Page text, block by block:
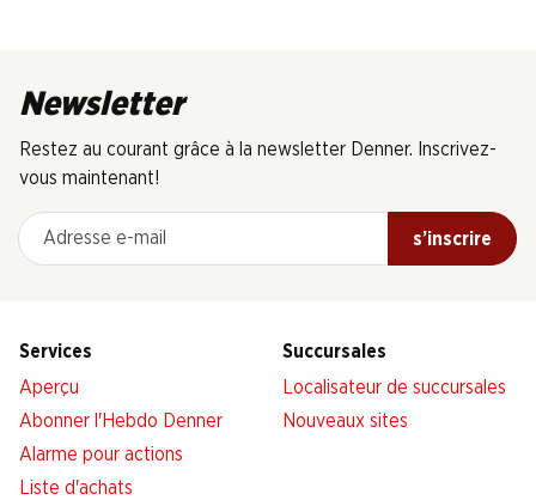
Newsletter
Restez au courant grâce à la newsletter Denner. Inscrivez-
vous maintenant!
Adresse e-mail
s’inscrire
Services
Aperçu
Abonner l'Hebdo Denner
Alarme pour actions
Liste d'achats
Succursales
Localisateur de succursales
Nouveaux sites